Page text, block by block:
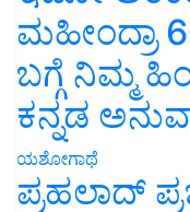
ಮಹೀಂದ್ರಾ
ಬಗ್ಗೆ ನಿಮ್ಮ
ಕನ್ನಡ
ಯಶೋಗಾಥೆ
ಪ್ರಹಲಾದ್